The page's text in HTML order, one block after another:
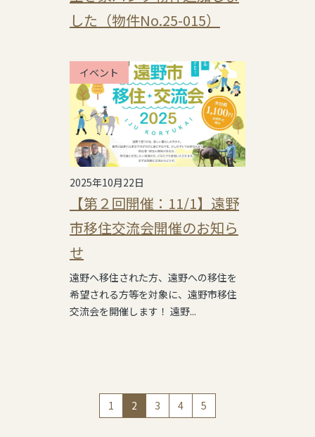
した（物件No.25-015）
イベント
2025年10月22日
【第２回開催：11/1】遠野
市移住交流会開催のお知ら
せ
遠野へ移住された方、遠野への移住を
希望される方等を対象に、遠野市移住
交流会を開催します！ 遠野...
1 2（現在のページ）
3 4 5